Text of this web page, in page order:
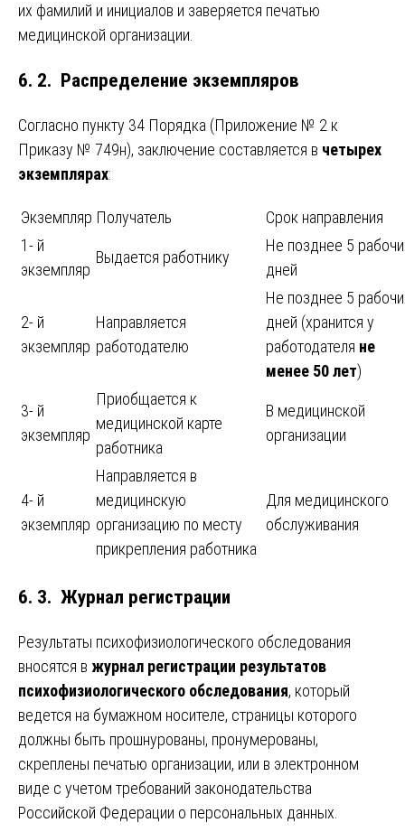
их фамилий и инициалов и заверяется печатью
медицинской организации.
6. 2. Распределение экземпляров
Согласно пункту 34 Порядка (Приложение № 2 к
Приказу № 749н), заключение составляется в четырех
экземплярах:
Экземпляр Получатель
Срок направления
1- й
экземпляр
Выдается работнику
Не позднее 5
дней
2- й
экземпляр
Направляется
работодателю
Не позднее 5
дней (хранится у
работодателя не
менее 50 лет)
3- й
экземпляр
Приобщается к
медицинской карте
работника
В медицинской
организации
4- й
экземпляр
Направляется в
медицинскую
организацию по месту
прикрепления работника
Для медицинского
обслуживания
6. 3. Журнал регистрации
Результаты психофизиологического обследования
вносятся в журнал регистрации результатов
психофизиологического обследования, который
ведется на бумажном носителе, страницы которого
должны быть прошнурованы, пронумерованы,
скреплены печатью организации, или в электронном
виде с учетом требований законодательства
Российской Федерации о персональных данных.